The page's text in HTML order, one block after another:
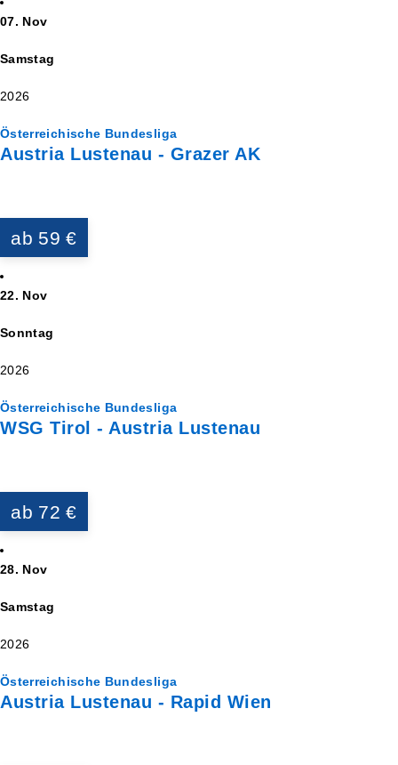
07. Nov
Samstag
2026
Österreichische Bundesliga
Austria Lustenau - Grazer AK
ab 59 €
22. Nov
Sonntag
2026
Österreichische Bundesliga
WSG Tirol - Austria Lustenau
ab 72 €
28. Nov
Samstag
2026
Österreichische Bundesliga
Austria Lustenau - Rapid Wien